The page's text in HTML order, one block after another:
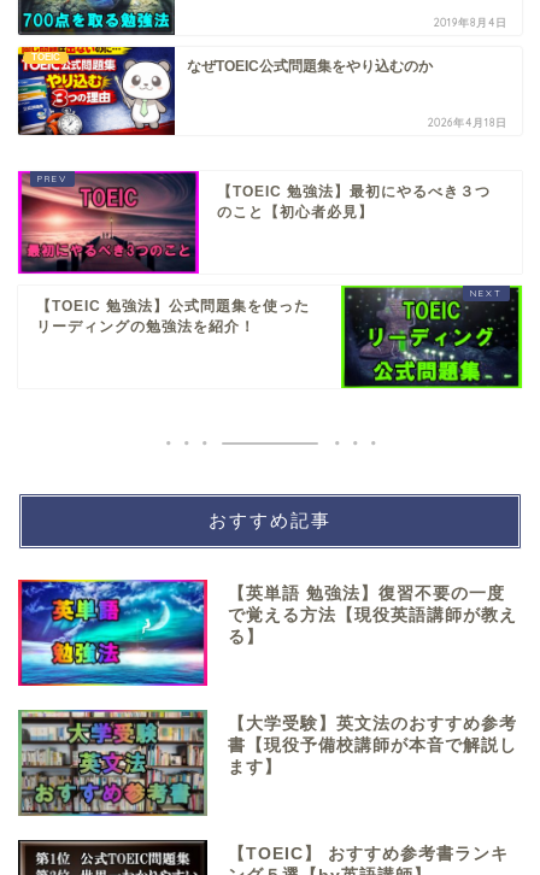
2019年8月4日
TOEIC
なぜTOEIC公式問題集をやり込むのか
2026年4月18日
【TOEIC 勉強法】最初にやるべき３つ
のこと【初心者必見】
【TOEIC 勉強法】公式問題集を使った
リーディングの勉強法を紹介！
おすすめ記事
【英単語 勉強法】復習不要の一度
で覚える方法【現役英語講師が教え
る】
【大学受験】英文法のおすすめ参考
書【現役予備校講師が本音で解説し
ます】
【TOEIC】 おすすめ参考書ランキ